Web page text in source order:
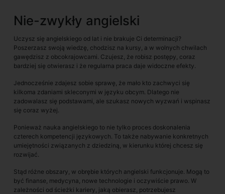
Nie-zwykły angielski
Uczysz się angielskiego od lat i nie brakuje Ci determinacji?
Poszerzasz swoją wiedzę, chodzisz na kursy, a w wolnych chwilach
gawędzisz z obcokrajowcami. Czujesz, że robisz postępy, coraz
bardziej się otwierasz i że regularna praca daje widoczne efekty.
Jednocześnie zdajesz sobie sprawę, że mało kto zachwyci się
kilkoma zdaniami skleconymi w języku obcym. Dlatego nie
zadowalasz się podstawami, ale szukasz nowych wyzwań i wspinasz
się coraz wyżej.
Ponieważ nauka angielskiego to nie tylko proces doskonalenia
czterech kompetencji językowych. To także nabywanie konkretnych
umiejętności związanych z dziedziną, w kierunku której chcesz się
rozwijać.
Stąd różne obszary, w obrębie których angielski funkcjonuje. Mogą to
być finanse, medycyna, nowe technologie i oczywiście prawo. W
zależności od ścieżki kariery, jaką obierasz, potrzebujesz